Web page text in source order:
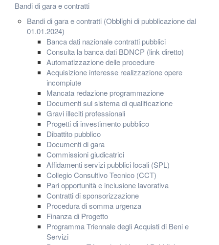
Bandi di gara e contratti
Bandi di gara e contratti (Obblighi di pubblicazione dal
01.01.2024)
Banca dati nazionale contratti pubblici
Consulta la banca dati BDNCP (link diretto)
Automatizzazione delle procedure
Acquisizione interesse realizzazione opere
incompiute
Mancata redazione programmazione
Documenti sul sistema di qualificazione
Gravi illeciti professionali
Progetti di investimento pubblico
Dibattito pubblico
Documenti di gara
Commissioni giudicatrici
Affidamenti servizi pubblici locali (SPL)
Collegio Consultivo Tecnico (CCT)
Pari opportunità e inclusione lavorativa
Contratti di sponsorizzazione
Procedura di somma urgenza
Finanza di Progetto
Programma Triennale degli Acquisti di Beni e
Servizi